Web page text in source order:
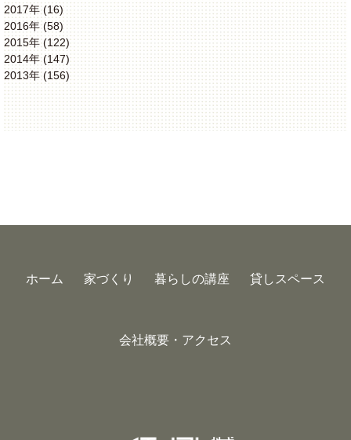
2017年 (16)
2016年 (58)
2015年 (122)
2014年 (147)
2013年 (156)
ホーム 家づくり 暮らしの講座 貸しスペース
会社概要・アクセス